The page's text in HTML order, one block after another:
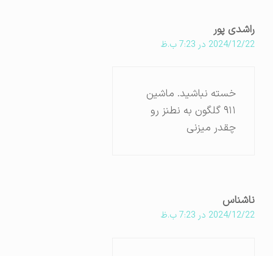
راشدی پور
2024/12/22 در 7:23 ب.ظ
خسته نباشید. ماشین
۹۱۱ گلگون به نطنز‌ رو
چقدر میزنی
ناشناس
2024/12/22 در 7:23 ب.ظ